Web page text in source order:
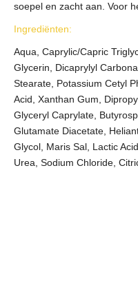
soepel en zacht aan. Voor
Ingrediënten:
Aqua, Caprylic/Capric
Glycerin, Dicaprylyl
Stearate, Potassium Cetyl
Acid, Xanthan Gum,
Glyceryl Caprylate,
Glutamate Diacetate,
Glycol, Maris Sal, Lactic
Urea, Sodium Chloride,